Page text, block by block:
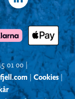
01 00 |
Cookies|